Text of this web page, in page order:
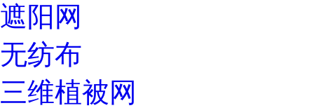
遮阳网
无纺布
三维植被网